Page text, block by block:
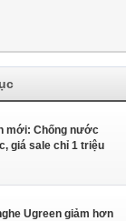
mới: Chống nước
giá sale chỉ 1 triệu
Ugreen giảm hơn